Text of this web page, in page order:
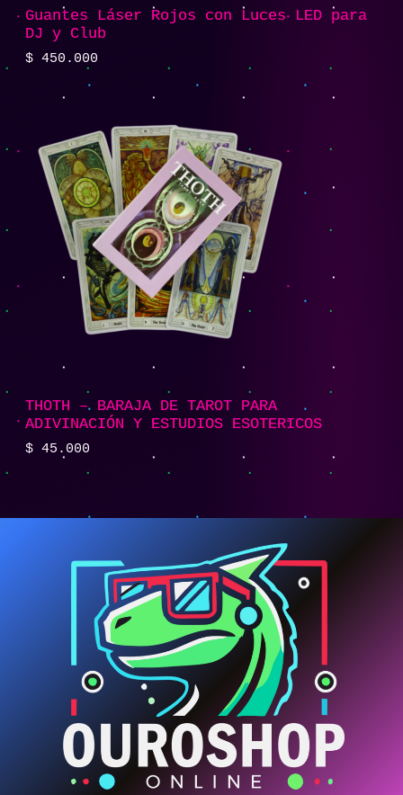
Guantes Láser Rojos con Luces LED para
DJ y Club
$ 450.000
THOTH – BARAJA DE TAROT PARA
ADIVINACIÓN Y ESTUDIOS ESOTERICOS
$ 45.000